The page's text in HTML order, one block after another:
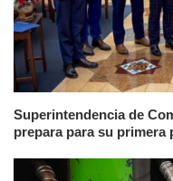
Superintendencia de
prepara para su primera